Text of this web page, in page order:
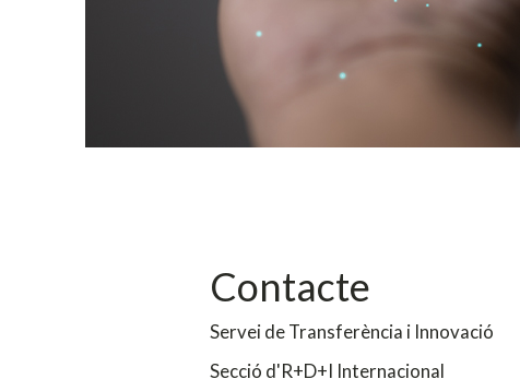
Contacte
Servei de Transferència i Innovació
Secció d'R+D+I Internacional